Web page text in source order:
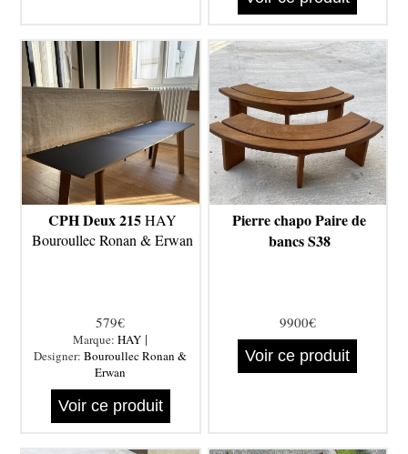
CPH Deux 215HAY
Bouroullec Ronan & Erwan
579€
Marque:HAY |
Designer:Bouroullec Ronan &
Erwan
Voir ce produit
Pierre chapo Paire de
bancs S38
9900€
Voir ce produit